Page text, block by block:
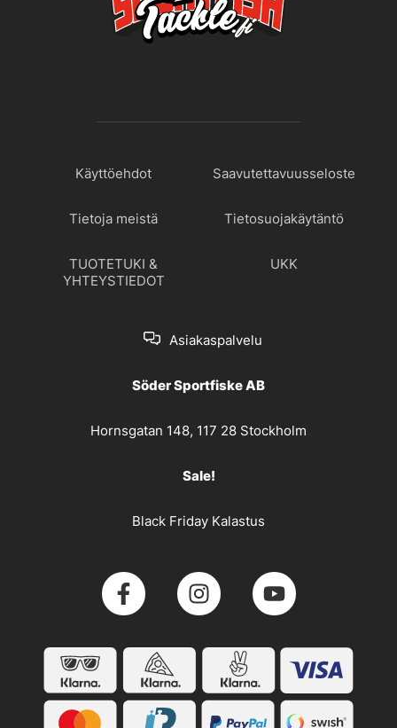
Käyttöehdot Saavutettavuusseloste
Tietoja meistä Tietosuojakäytäntö
TUOTETUKI &
YHTEYSTIEDOT
UKK
Asiakaspalvelu
Söder Sportfiske AB
Hornsgatan 148, 117 28 Stockholm
Sale!
Black Friday Kalastus